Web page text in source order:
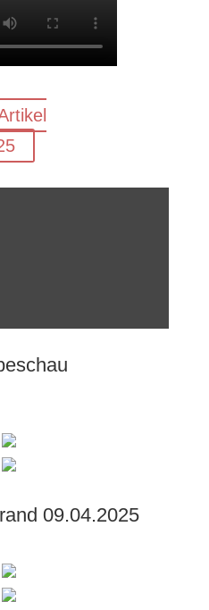
09.04.2025